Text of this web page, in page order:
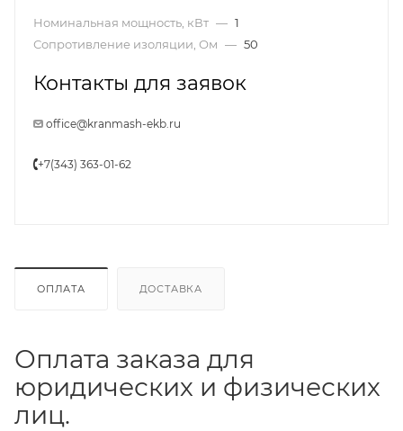
Номинальная мощность, кВт — 1
Сопротивление изоляции, Ом — 50
Контакты для заявок
office@kranmash-ekb.ru
+7(343) 363-01-62
ОПЛАТА ДОСТАВКА
Оплата заказа для
юридических и физических
лиц.